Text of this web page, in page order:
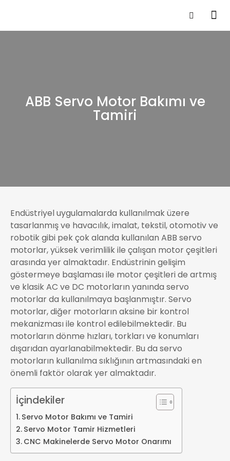
ABB Servo Motor Bakımı ve
Tamiri
Endüstriyel uygulamalarda kullanılmak üzere
tasarlanmış ve havacılık, imalat, tekstil, otomotiv ve
robotik gibi pek çok alanda kullanılan ABB servo
motorlar, yüksek verimlilik ile çalışan motor çeşitleri
arasında yer almaktadır. Endüstrinin gelişim
göstermeye başlaması ile motor çeşitleri de artmış
ve klasik AC ve DC motorların yanında servo
motorlar da kullanılmaya başlanmıştır. Servo
motorlar, diğer motorların aksine bir kontrol
mekanizması ile kontrol edilebilmektedir. Bu
motorların dönme hızları, torkları ve konumları
dışarıdan ayarlanabilmektedir. Bu da servo
motorların kullanılma sıklığının artmasındaki en
önemli faktör olarak yer almaktadır.
İçindekiler
Servo Motor Bakımı ve Tamiri
Servo Motor Tamir Hizmetleri
CNC Makinelerde Servo Motor Onarımı